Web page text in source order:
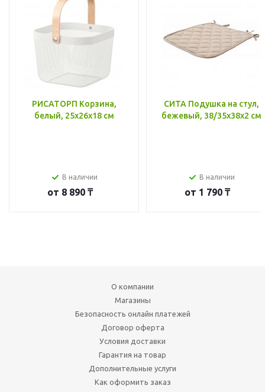
РИСАТОРП Корзина,
белый, 25x26x18 см
В наличии
от 8 890 ₸
СИТА Подушка на стул,
бежевый, 38/35x38x2 см
В наличии
от 1 790 ₸
О компании
Магазины
Безопасность онлайн платежей
Договор оферта
Условия доставки
Гарантия на товар
Дополнительные услуги
Как оформить заказ